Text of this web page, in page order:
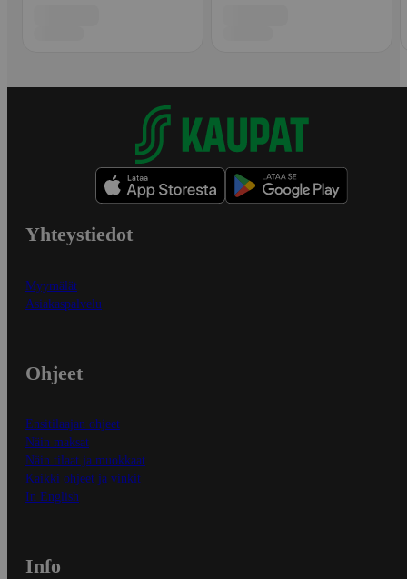
Yhteystiedot
Myymälät
Asiakaspalvelu
Ohjeet
Ensitilaajan ohjeet
Näin maksat
Näin tilaat ja muokkaat
Kaikki ohjeet ja vinkit
In English
Info